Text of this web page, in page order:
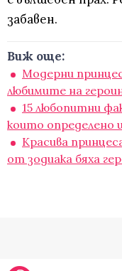
забавен.
Виж още:
Модерни
любимите на
15 любопитни
които
Красива
от зодиака бяха